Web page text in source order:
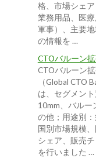
格、市場シェ
業務用品、医
軍事）、主要
の情報を …
CTOバルーン
CTOバルーン
（Global CTO
は、セグメン
10mm、バルー
の他；用途別
国別市場規模
シェア、販売
を行いました …